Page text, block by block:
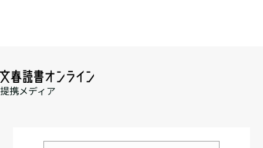
提携メディア